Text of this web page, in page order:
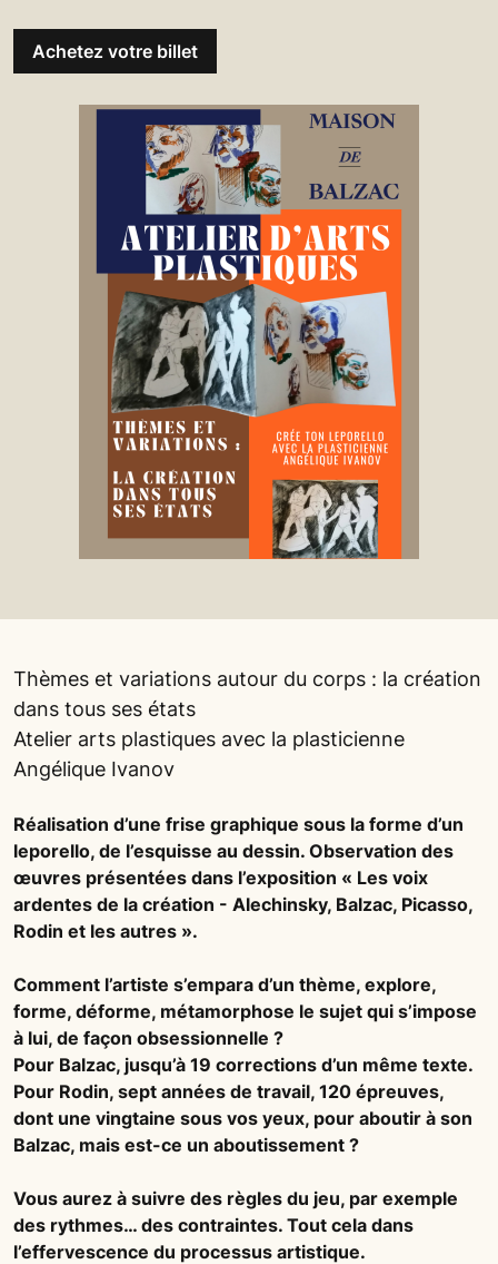
Achetez votre billet
Thèmes et variations autour du corps : la création
dans tous ses états
Atelier arts plastiques avec la plasticienne
Angélique Ivanov
Réalisation d’une frise graphique sous la forme d’un
leporello, de l’esquisse au dessin. Observation des
œuvres présentées dans l’exposition « Les voix
ardentes de la création - Alechinsky, Balzac, Picasso,
Rodin et les autres ».
Comment l’artiste s’empara d’un thème, explore,
forme, déforme, métamorphose le sujet qui s’impose
à lui, de façon obsessionnelle ?
Pour Balzac, jusqu’à 19 corrections d’un même texte.
Pour Rodin, sept années de travail, 120 épreuves,
dont une vingtaine sous vos yeux, pour aboutir à son
Balzac, mais est-ce un aboutissement ?
Vous aurez à suivre des règles du jeu, par exemple
des rythmes… des contraintes. Tout cela dans
l’effervescence du processus artistique.